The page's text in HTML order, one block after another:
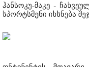
ჰანსოკუ-მაკე -
სპორტსმენი იხსნება